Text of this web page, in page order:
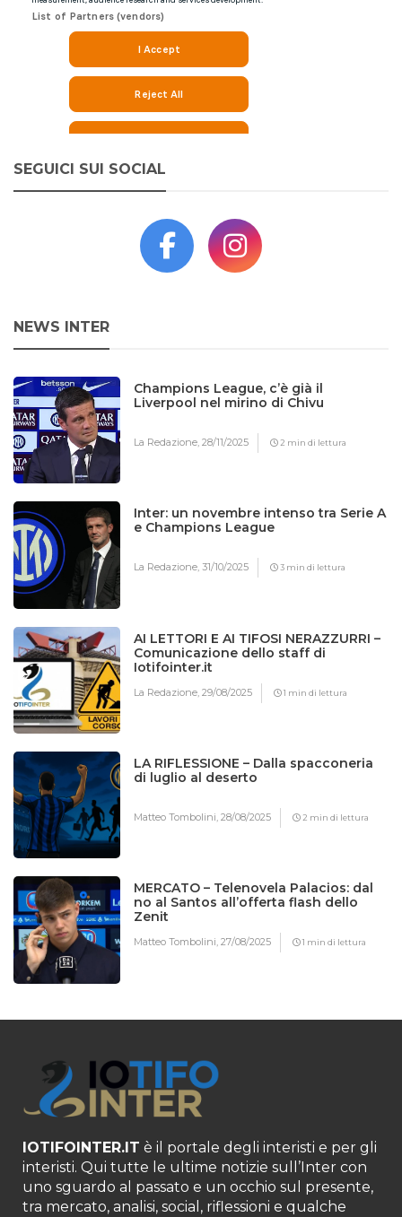
SEGUICI SUI SOCIAL
NEWS INTER
Champions League, c’è già il
Liverpool nel mirino di Chivu
La Redazione,28/11/2025 2 min di lettura
Inter: un novembre intenso tra Serie A
e Champions League
La Redazione,31/10/2025 3 min di lettura
AI LETTORI E AI TIFOSI NERAZZURRI –
Comunicazione dello staff di
Iotifointer.it
La Redazione,29/08/2025 1 min di lettura
LA RIFLESSIONE – Dalla spacconeria
di luglio al deserto
Matteo Tombolini,28/08/2025 2 min di lettura
MERCATO – Telenovela Palacios: dal
no al Santos all’offerta flash dello
Zenit
Matteo Tombolini,27/08/2025 1 min di lettura
IOTIFOINTER.IT è il portale degli interisti e per gli
interisti. Qui tutte le ultime notizie sull’Inter con
uno sguardo al passato e un occhio sul presente,
tra mercato, analisi, social, riflessioni e qualche